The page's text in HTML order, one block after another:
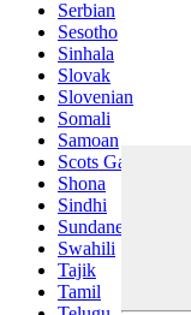
Serbian
Sesotho
Sinhala
Slovak
Slovenian
Somali
Samoan
Scots Gaelic
Shona
Sindhi
Sundanese
Swahili
Tajik
Tamil